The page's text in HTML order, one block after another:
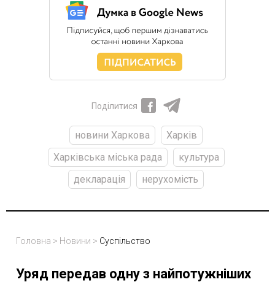
Поділитися
новини Харкова
Харків
Харківська міська рада
культура
декларація
нерухомість
Головна > Новини > Суспільство
Уряд передав одну з найпотужніших